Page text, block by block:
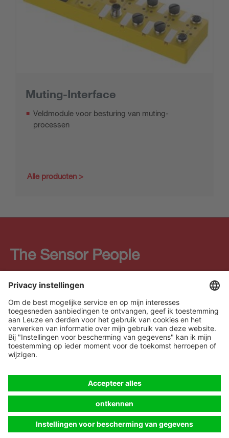
Muting-Interface
Veldmodule voor besturing van muting-
processen
Alle producten
The Sensor People
Nieuwsbrief
Volg ons
Contact
* Alle prijzen excl. btw en
anders vermeld.
Gegevensbescherming
Cookie Einstellungen
Impressum
B2B
Algemene voorwaarden
CE